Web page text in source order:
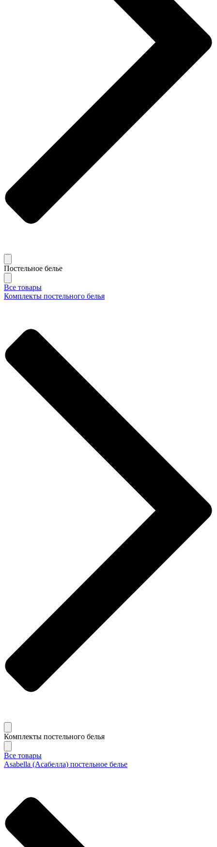
Постельное белье
Все товары
Комплекты постельного белья
Комплекты постельного белья
Все товары
Asabella (Асабелла) постельное белье